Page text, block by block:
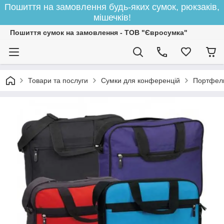
Пошиття на замовлення будь-яких сумок, рюкзаків,
мішечків!
Пошиття сумок на замовлення - ТОВ "Євросумка"
Товари та послуги Сумки для конференцій